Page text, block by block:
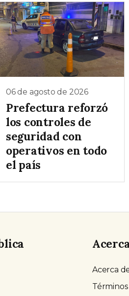
06 de agosto de 2026
Prefectura reforzó
los controles de
seguridad con
operativos en todo
el país
Acerca